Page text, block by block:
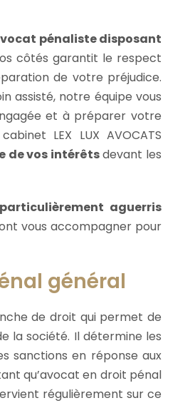
pénaliste disposant
côtés garantit le respect
de votre préjudice.
assisté, notre équipe vous
et à préparer votre
LEX LUX AVOCATS
de vos intérêtsdevant les
aguerris
vous accompagner pour
général
de droit qui permet de
la société. Il détermine les
sanctions en réponse aux
qu’avocat en droit pénal
régulièrement sur ce